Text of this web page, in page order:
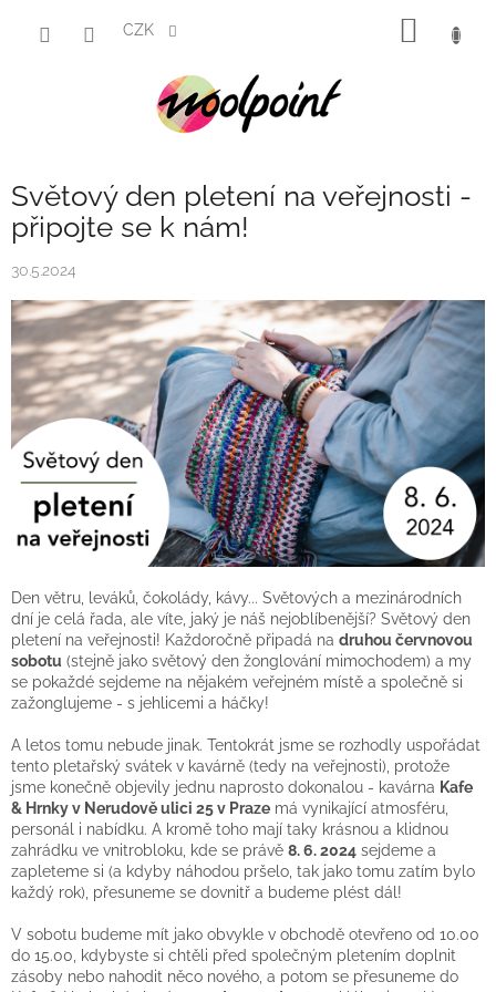
CZK
Světový den pletení na veřejnosti -
připojte se k nám!
30.5.2024
Den větru, leváků, čokolády, kávy... Světových a mezinárodních
dní je celá řada, ale víte, jaký je náš nejoblíbenější? Světový den
pletení na veřejnosti! Každoročně připadá na druhou červnovou
sobotu (stejně jako světový den žonglování mimochodem) a my
se pokaždé sejdeme na nějakém veřejném místě a společně si
zažonglujeme - s jehlicemi a háčky!
A letos tomu nebude jinak. Tentokrát jsme se rozhodly uspořádat
tento pletařský svátek v kavárně (tedy na veřejnosti), protože
jsme konečně objevily jednu naprosto dokonalou - kavárna Kafe
& Hrnky v Nerudově ulici 25 v Praze má vynikající atmosféru,
personál i nabídku. A kromě toho mají taky krásnou a klidnou
zahrádku ve vnitrobloku, kde se právě 8. 6. 2024 sejdeme a
zapleteme si (a kdyby náhodou pršelo, tak jako tomu zatím bylo
každý rok), přesuneme se dovnitř a budeme plést dál!
V sobotu budeme mít jako obvykle v obchodě otevřeno od 10.00
do 15.00, kdybyste si chtěli před společným pletením doplnit
zásoby nebo nahodit něco nového, a potom se přesuneme do